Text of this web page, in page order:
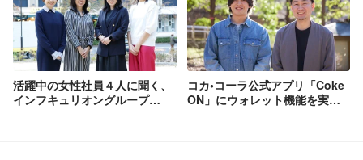
活躍中の女性社員４人に聞く、
インフキュリオングループ
コカ•コーラ公式アプリ「Coke
ON」にウォレット機能を実装~